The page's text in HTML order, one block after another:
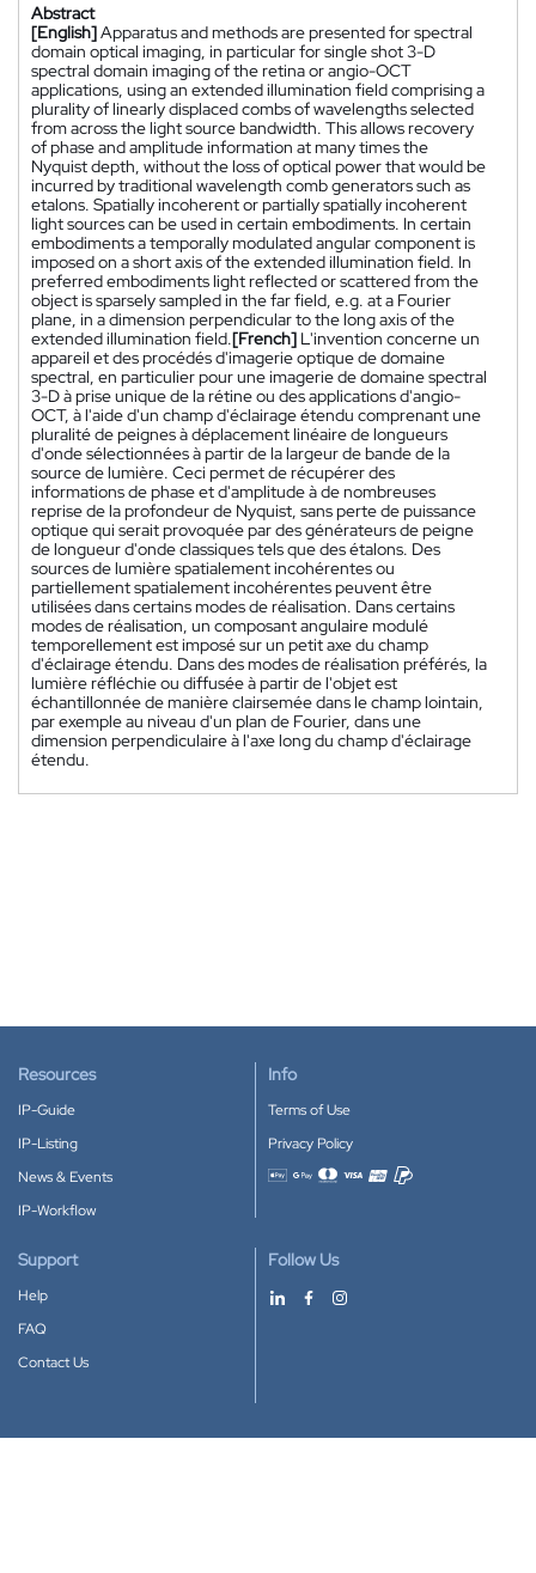
Abstract
[English]Apparatus and methods are presented for spectral
domain optical imaging, in particular for single shot 3-D
spectral domain imaging of the retina or angio-OCT
applications, using an extended illumination field comprising a
plurality of linearly displaced combs of wavelengths selected
from across the light source bandwidth. This allows recovery
of phase and amplitude information at many times the
Nyquist depth, without the loss of optical power that would be
incurred by traditional wavelength comb generators such as
etalons. Spatially incoherent or partially spatially incoherent
light sources can be used in certain embodiments. In certain
embodiments a temporally modulated angular component is
imposed on a short axis of the extended illumination field. In
preferred embodiments light reflected or scattered from the
object is sparsely sampled in the far field, e.g. at a Fourier
plane, in a dimension perpendicular to the long axis of the
extended illumination field.[French] L'invention concerne un
appareil et des procédés d'imagerie optique de domaine
spectral, en particulier pour une imagerie de domaine spectral
3-D à prise unique de la rétine ou des applications d'angio-
OCT, à l'aide d'un champ d'éclairage étendu comprenant une
pluralité de peignes à déplacement linéaire de longueurs
d'onde sélectionnées à partir de la largeur de bande de la
source de lumière. Ceci permet de récupérer des
informations de phase et d'amplitude à de nombreuses
reprise de la profondeur de Nyquist, sans perte de puissance
optique qui serait provoquée par des générateurs de peigne
de longueur d'onde classiques tels que des étalons. Des
sources de lumière spatialement incohérentes ou
partiellement spatialement incohérentes peuvent être
utilisées dans certains modes de réalisation. Dans certains
modes de réalisation, un composant angulaire modulé
temporellement est imposé sur un petit axe du champ
d'éclairage étendu. Dans des modes de réalisation préférés, la
lumière réfléchie ou diffusée à partir de l'objet est
échantillonnée de manière clairsemée dans le champ lointain,
par exemple au niveau d'un plan de Fourier, dans une
dimension perpendiculaire à l'axe long du champ d'éclairage
étendu.
Resources
IP-Guide
IP-Listing
News & Events
IP-Workflow
Info
Terms of Use
Privacy Policy
Accepted payment methods
Support
Help
FAQ
Contact Us
Follow Us